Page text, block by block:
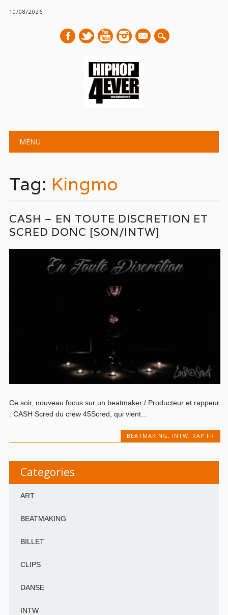
10/08/2026
mail
Main menu
MENU
Tag: Kingmo
CASH – EN TOUTE DISCRETION ET
SCRED DONC [SON/INTW]
Ce soir, nouveau focus sur un beatmaker / Producteur et rappeur
: CASH Scred du crew 45Scred, qui vient...
BEATMAKING , INTW, RAP FR
Categories
ART
BEATMAKING
BILLET
CLIPS
DANSE
INTW